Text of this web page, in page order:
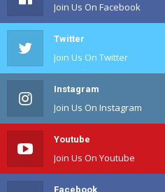
Join Us On Facebook
Twitter
Join Us On Twitter
Instagram
Join Us On Instagram
Youtube
Join Us On Youtube
Facebook